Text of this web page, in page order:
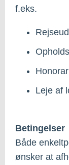
f.eks.
Honorar
Leje af
Betingelser
Både
ønsker at